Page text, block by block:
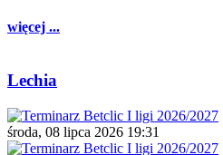
więcej ...
Lechia
środa, 08 lipca 2026 19:31